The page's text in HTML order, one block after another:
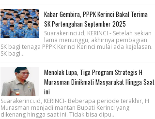
Kabar Gembira, PPPK Kerinci Bakal Terima
SK Pertengahan September 2025
Suarakerinci.id, KERINCI - Setelah sekian
lama menunggu, akhirnya pembagian
SK bagi tenaga PPPK Kerinci Kerinci mulai ada kejelasan.
SK bagi...
Menolak Lupa, Tiga Program Strategis H
Murasman Dinikmati Masyarakat Hingga Saat
ini
Suarakerinci.id, KERINCI- Beberapa periode terakhir, H
Murasman menjadi mantan Bupati Kerinci yang
dikenang hingga saat ini. Tidak bisa dipu...